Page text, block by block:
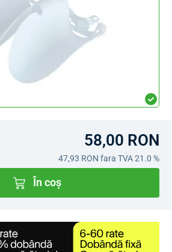
58,00 RON
47,93 RON fara TVA 21.0 %
În coș